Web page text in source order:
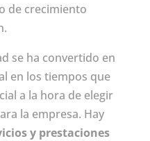
de crecimiento
se ha convertido en
en los tiempos que
a la hora de elegir
la empresa. Hay
y prestaciones